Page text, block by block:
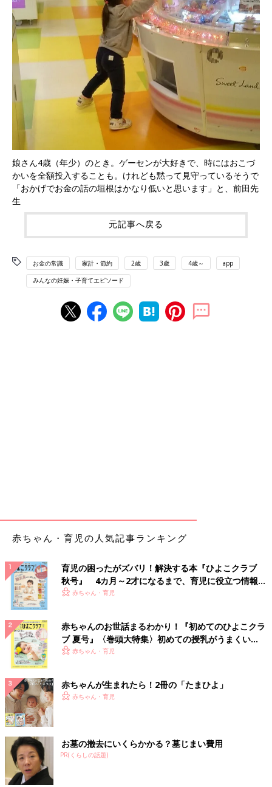
娘さん4歳（年少）のとき。ゲーセンが大好きで、時にはおこづ
かいを全額投入することも。けれども黙って見守っているそうで
「おかげでお金の話の垣根はかなり低いと思います」と、前田先
生
元記事へ戻る
お金の常識 家計・節約 2歳 3歳 4歳～ app
みんなの妊娠・子育てエピソード
赤ちゃん・育児の人気記事ランキング
育児の困ったがズバリ！解決する本『ひよこクラブ
秋号』 4カ月～2才になるまで、育児に役立つ情報が
いっぱい！
赤ちゃん・育児
赤ちゃんのお世話まるわかり！『初めてのひよこクラ
ブ 夏号』〈巻頭大特集〉初めての授乳がうまくい
く！ おっぱい・ミルクの基本と夏のトラブル 解決テ
赤ちゃん・育児
赤ちゃんが生まれたら！2冊の「たまひよ」
赤ちゃん・育児
お墓の撤去にいくらかかる？墓じまい費用
PR(くらしの話題)